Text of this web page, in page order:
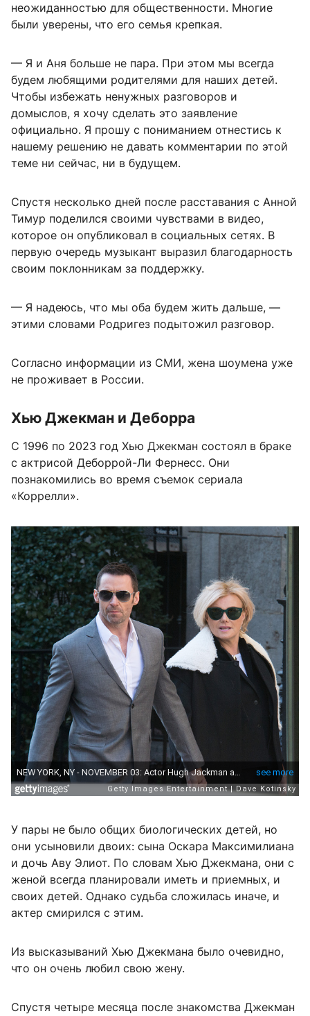
неожиданностью для общественности. Многие
были уверены, что его семья крепкая.
— Я и Аня больше не пара. При этом мы всегда
будем любящими родителями для наших детей.
Чтобы избежать ненужных разговоров и
домыслов, я хочу сделать это заявление
официально. Я прошу с пониманием отнестись к
нашему решению не давать комментарии по этой
теме ни сейчас, ни в будущем.
Спустя несколько дней после расставания с Анной
Тимур поделился своими чувствами в видео,
которое он опубликовал в социальных сетях. В
первую очередь музыкант выразил благодарность
своим поклонникам за поддержку.
— Я надеюсь, что мы оба будем жить дальше, —
этими словами Родригез подытожил разговор.
Согласно информации из СМИ, жена шоумена уже
не проживает в России.
Хью Джекман и Деборра
С 1996 по 2023 год Хью Джекман состоял в браке
с актрисой Деборрой-Ли Фернесс. Они
познакомились во время съемок сериала
«Коррелли».
У пары не было общих биологических детей, но
они усыновили двоих: сына Оскара Максимилиана
и дочь Аву Элиот. По словам Хью Джекмана, они с
женой всегда планировали иметь и приемных, и
своих детей. Однако судьба сложилась иначе, и
актер смирился с этим.
Из высказываний Хью Джекмана было очевидно,
что он очень любил свою жену.
Спустя четыре месяца после знакомства Джекман